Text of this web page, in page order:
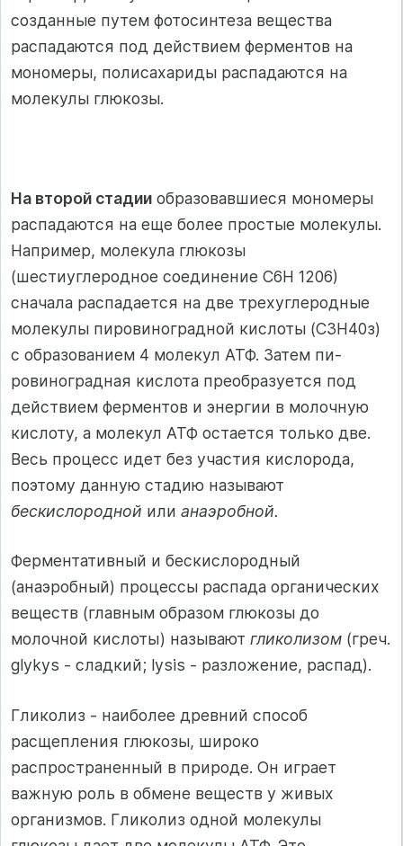
созданные путем фотосинтеза вещества
распадаются под действием ферментов на
мономеры, полисахариды распадаются на
молекулы глюкозы.
На второй стадии образовавшиеся мономеры
распадаются на еще бо­лее простые молекулы.
Например, молекула глюкозы
(шестиуглеродное со­единение С6Н 1206)
сначала распадается на две трехуглеродные
молекулы пи­ровиноградной кислоты (СЗН40з)
с образованием 4 молекул АТФ. Затем пи­
ровиноградная кислота преобразуется под
действием ферментов и энергии в молочную
кислоту, а молекул АТФ остается только две.
Весь процесс идет без участия кислорода,
поэтому данную стадию называют
бескислородной или анаэробной.
Ферментативный и бескислородный
(анаэробный) процессы распада органических
веществ (главным образом глюкозы до
молочной кислоты) на­зывают гликолизом (греч.
glykys - сладкий; lysis - разложение, распад).
Гликолиз - наиболее древний способ
расщепления глюкозы, широко
распространенный в природе. Он играет
важную роль в обмене веществ у жи­вых
организмов. Гликолиз одной молекулы